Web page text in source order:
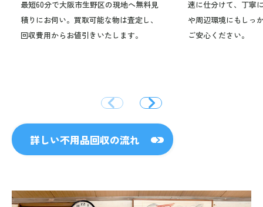
最短60分で大阪市生野区の現地へ無料見
積りにお伺い。買取可能な物は査定し、
回収費用からお値引きいたします。
速に仕分けて、丁寧
や周辺環境にもしっ
ご安心ください。
詳しい不用品回収の流れ